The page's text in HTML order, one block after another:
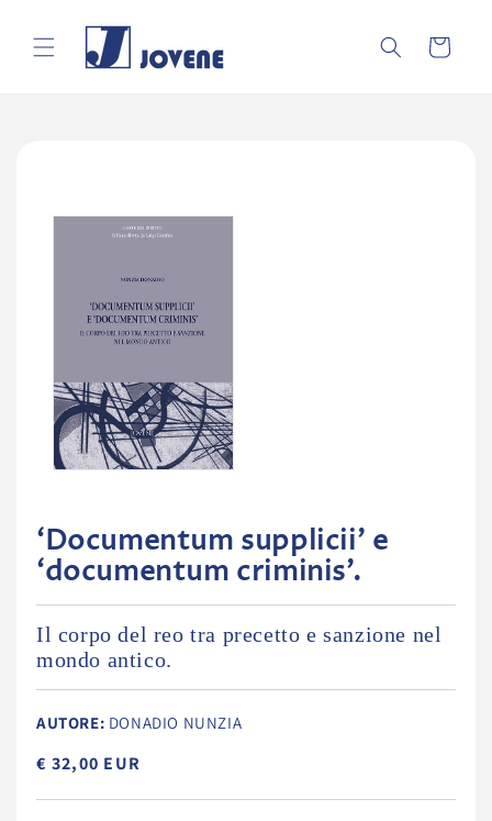
direttamente
ai contenuti
Carrello
sul prodotto
‘Documentum supplicii’ e
‘documentum criminis’.
Il corpo del reo tra precetto e sanzione nel
mondo antico.
AUTORE: DONADIO NUNZIA
€ 32,00 EUR